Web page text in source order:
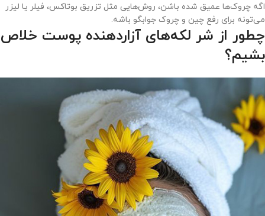
اگه چروک‌ها عمیق شده باشن، روش‌هایی مثل تزریق بوتاکس، فیلر یا لیزر
می‌تونه برای رفع چین و چروک جوابگو باشه.
چطور از شر لکه‌های آزاردهنده پوست خلاص
بشیم؟